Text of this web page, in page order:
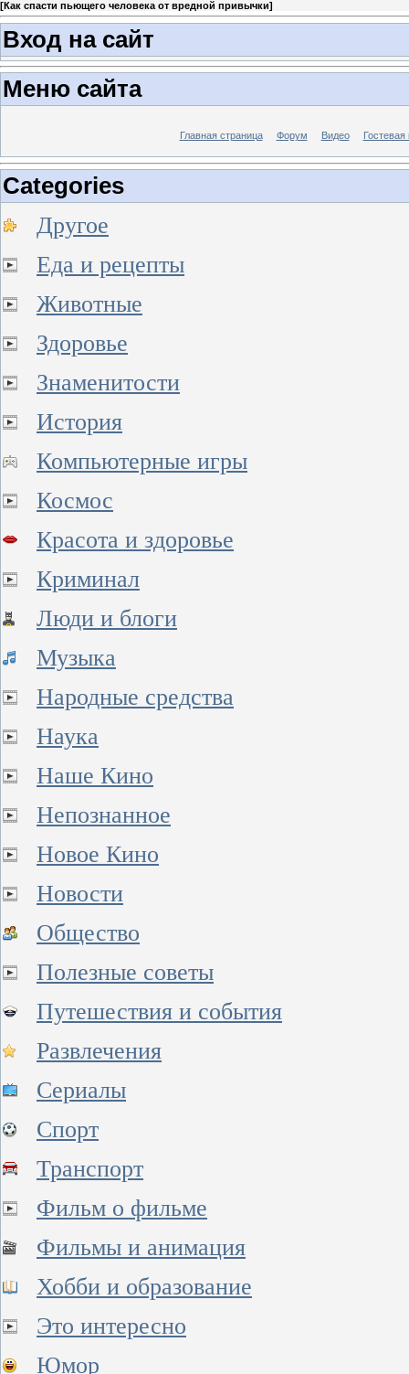
[Как спасти пьющего человека от вредной привычки]
Вход на сайт
Меню сайта
Главная страница Форум Видео Гостевая
Categories
Другое
Еда и рецепты
Животные
Здоровье
Знаменитости
История
Компьютерные игры
Космос
Красота и здоровье
Криминал
Люди и блоги
Музыка
Народные средства
Наука
Наше Кино
Непознанное
Новое Кино
Новости
Общество
Полезные советы
Путешествия и события
Развлечения
Сериалы
Спорт
Транспорт
Фильм о фильме
Фильмы и анимация
Хобби и образование
Это интересно
Юмор